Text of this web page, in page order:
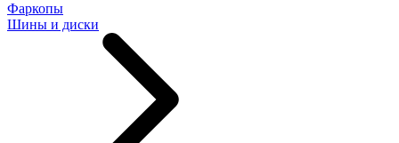
Фаркопы
Шины и диски